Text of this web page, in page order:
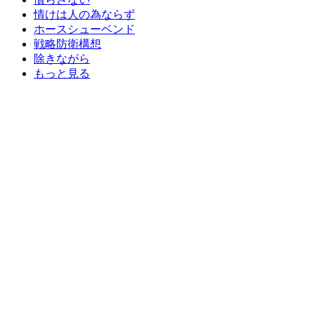
情けは人の為ならず
ホースシューベンド
戦略防衛構想
除きながら
もっと見る